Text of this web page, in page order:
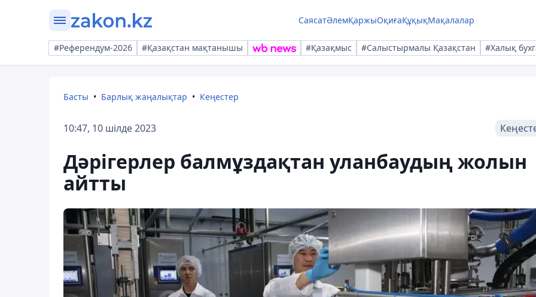
СаясатӘлемҚаржыОқиғаҚұқықМақалалар
#Референдум-2026 #Қазақстан мақтанышы #Қазақмыс #Салыстырмалы Қазақстан #Халық
Басты Барлық жаңалықтар Кеңестер
10:47, 10 шілде 2023
Дәрігерлер балмұздақтан уланбаудың жолын
айтты